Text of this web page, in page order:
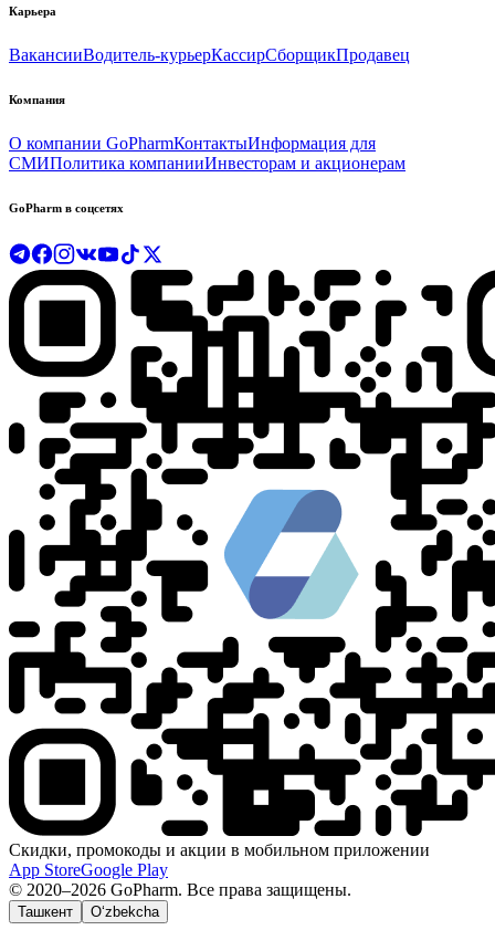
Карьера
ВакансииВодитель-курьерКассирСборщикПродавец
Компания
О компании GoPharmКонтактыИнформация для
СМИПолитика компанииИнвесторам и акционерам
GoPharm в соцсетях
Скидки, промокоды и акции в мобильном приложении
App StoreGoogle Play
© 2020–2026 GoPharm. Все права защищены.
Ташкент O‘zbekcha